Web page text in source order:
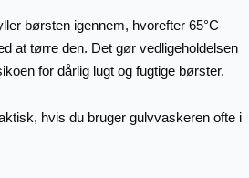
børsten igennem, hvorefter 65°C
at tørre den. Det gør vedligeholdelsen
for dårlig lugt og fugtige børster.
hvis du bruger gulvvaskeren ofte i